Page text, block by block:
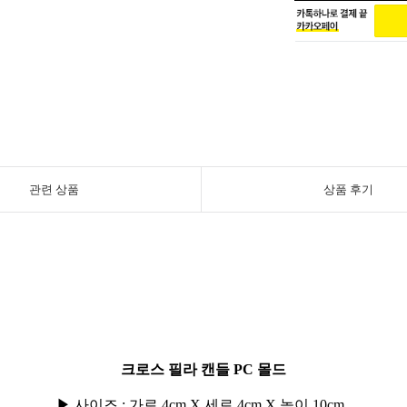
관련 상품 상품 후기
크로스 필라 캔들 PC 몰드